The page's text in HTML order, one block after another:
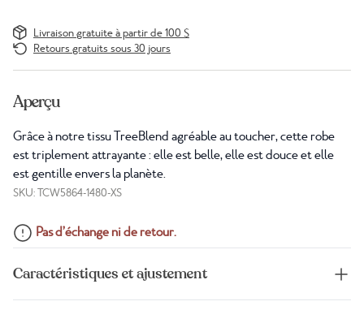
Livraison gratuite à partir de 100 $
Retours gratuits sous 30 jours
Aperçu
Grâce à notre tissu TreeBlend agréable au toucher, cette robe
est triplement attrayante : elle est belle, elle est douce et elle
est gentille envers la planète.
SKU: TCW5864-1480-XS
Pas d’échange ni de retour.
Caractéristiques et ajustement